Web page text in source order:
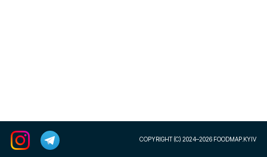
COPYRIGHT (C) 2024–2026 FOODMAP.KYIV